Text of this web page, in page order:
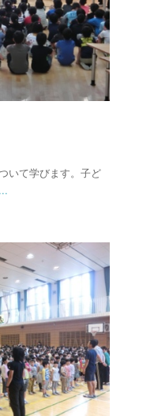
いて学びます。子ど
...